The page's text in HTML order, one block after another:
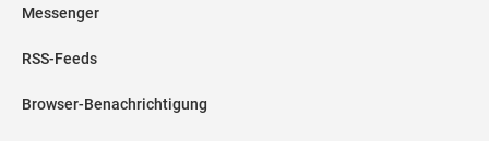
Messenger
RSS-Feeds
Browser-Benachrichtigung